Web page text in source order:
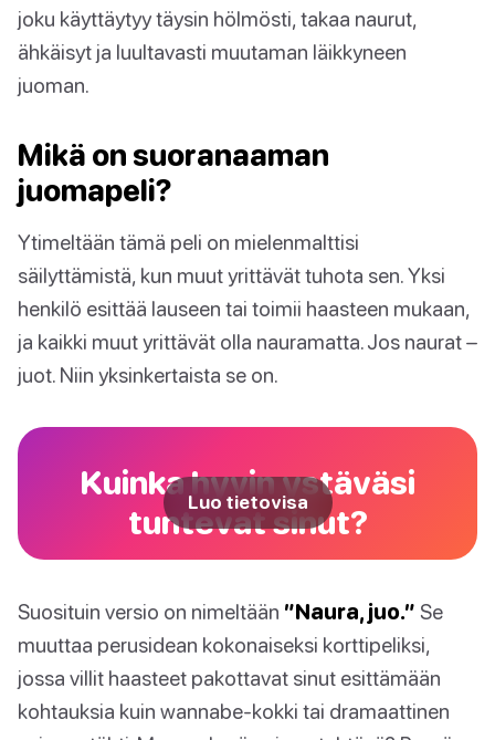
joku käyttäytyy täysin hölmösti, takaa naurut,
ähkäisyt ja luultavasti muutaman läikkyneen
juoman.
Mikä on suoranaaman
juomapeli?
Ytimeltään tämä peli on mielenmalttisi
säilyttämistä, kun muut yrittävät tuhota sen. Yksi
henkilö esittää lauseen tai toimii haasteen mukaan,
ja kaikki muut yrittävät olla nauramatta. Jos naurat –
juot. Niin yksinkertaista se on.
Kuinka hyvin ystäväsi
tuntevat sinut?
Luo tietovisa
Suosituin versio on nimeltään ”Naura, juo.” Se
muuttaa perusidean kokonaiseksi korttipeliksi,
jossa villit haasteet pakottavat sinut esittämään
kohtauksia kuin wannabe-kokki tai dramaattinen